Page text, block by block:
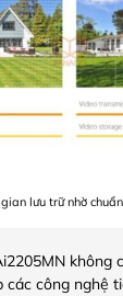
lưu trữ nhờ
không
các công nghệ